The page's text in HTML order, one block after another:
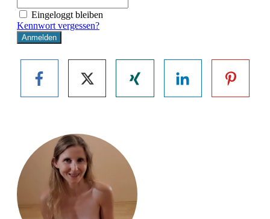
Eingeloggt bleiben
Kennwort vergessen?